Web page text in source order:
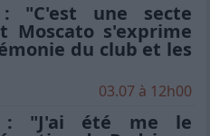
: "C'est une secte
Moscato s'exprime
du club et les
03.07 à 12h00
: "J'ai été me le